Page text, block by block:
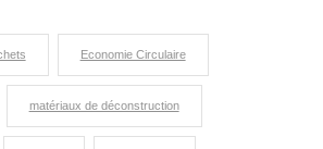
Economie Circulaire
matériaux de déconstruction